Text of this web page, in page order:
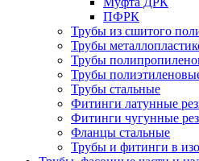
ПФРК
Трубы из сшитого
Трубы
Трубы
Трубы
Трубы стальные
Фитинги латунные
Фитинги чугунные
Фланцы стальные
Трубы и фитинги в